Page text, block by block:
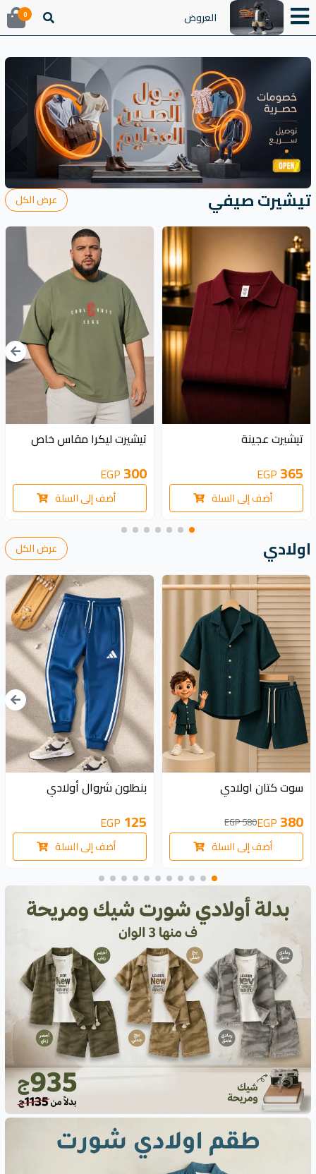
العروض 0
تيشيرت صيفي عرض الكل
تيشيرت عجينة
365
EGP
أضف إلى السلة
تيشيرت ليكرا مقاس خاص
300
EGP
أضف إلى السلة
اولادي عرض الكل
200 EGP
سوت كتان اولادي
380
EGP
580 EGP
أضف إلى السلة
بنطلون شروال أولادي
125
EGP
أضف إلى السلة